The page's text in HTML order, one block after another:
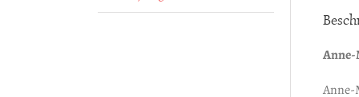
Anne-
Anne-